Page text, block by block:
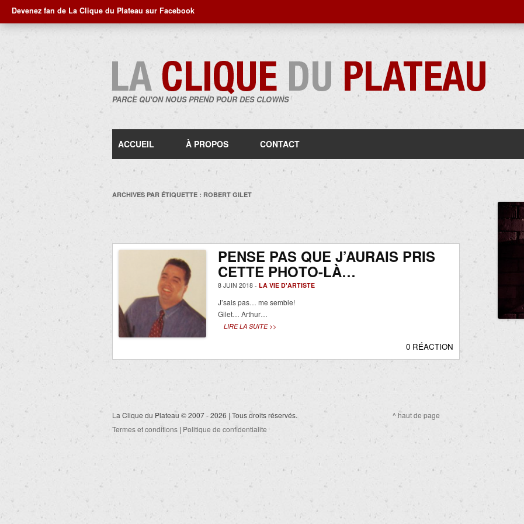
Devenez fan de La Clique du Plateau sur Facebook
PARCE QU'ON NOUS PREND POUR DES CLOWNS
au
ACCUEIL À PROPOS CONTACT
ARCHIVES PAR ÉTIQUETTE : ROBERT GILET
PENSE PAS QUE J’AURAIS PRIS
CETTE PHOTO-LÀ…
8 JUIN 2018 - LA VIE D'ARTISTE
J’sais pas… me semble!
Gilet… Arthur…
LIRE LA SUITE >>
0 RÉACTION
La Clique du Plateau © 2007 - 2026 | Tous droits réservés.
Termes et conditions | Politique de confidentialite
^ haut de page